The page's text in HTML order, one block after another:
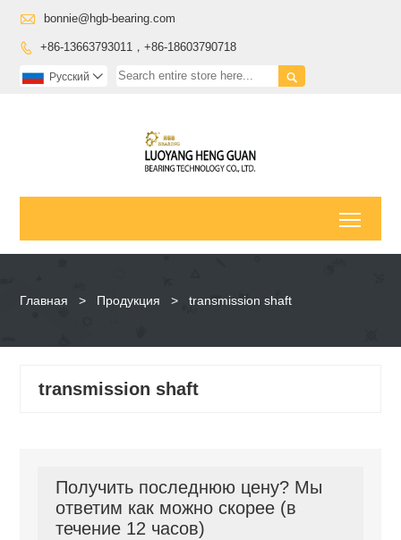
 bonnie@hgb-bearing.com
 +86-13663793011，+86-18603790718

Pусский 
Главная > Продукция > transmission shaft
transmission shaft
Получить последнюю цену? Мы
ответим как можно скорее (в
течение 12 часов)